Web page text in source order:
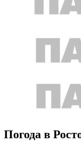
Погода в